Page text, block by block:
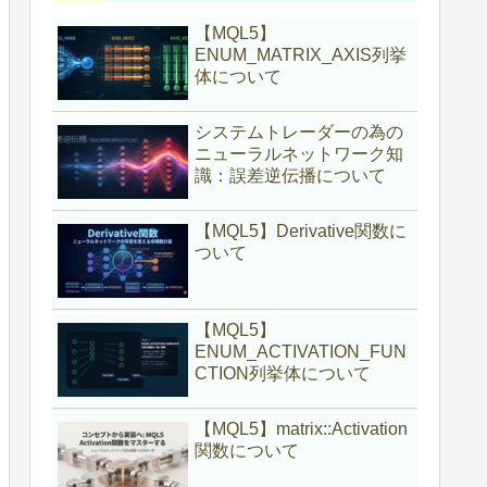
【MQL5】
ENUM_MATRIX_AXIS列挙
体について
システムトレーダーの為の
ニューラルネットワーク知
識：誤差逆伝播について
【MQL5】Derivative関数に
ついて
【MQL5】
ENUM_ACTIVATION_FUN
CTION列挙体について
【MQL5】matrix::Activation
関数について